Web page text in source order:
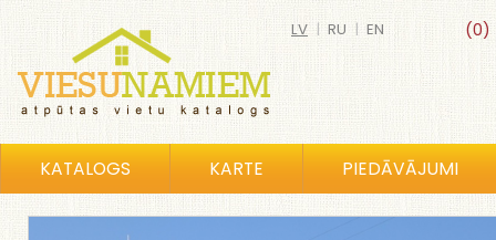
(0)
LV | RU | EN
KATALOGS KARTE PIEDĀVĀJUMI